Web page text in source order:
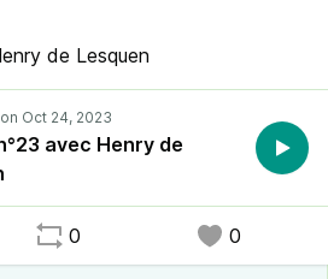
de Lesquen
avec Henry de
0 0